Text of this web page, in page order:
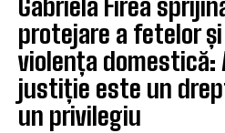
Gabriela Firea
protejare a fetelor
violența domestică:
justiție este un
un privilegiu